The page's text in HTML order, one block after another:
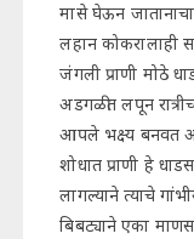
मासे घेऊन
लहान कोकरालाही
जंगली प्राणी मोठे
अडगळीत लपून
आपले भक्ष्य बनवत
शोधात प्राणी हे
लागल्याने त्याचे
बिबट्याने एका